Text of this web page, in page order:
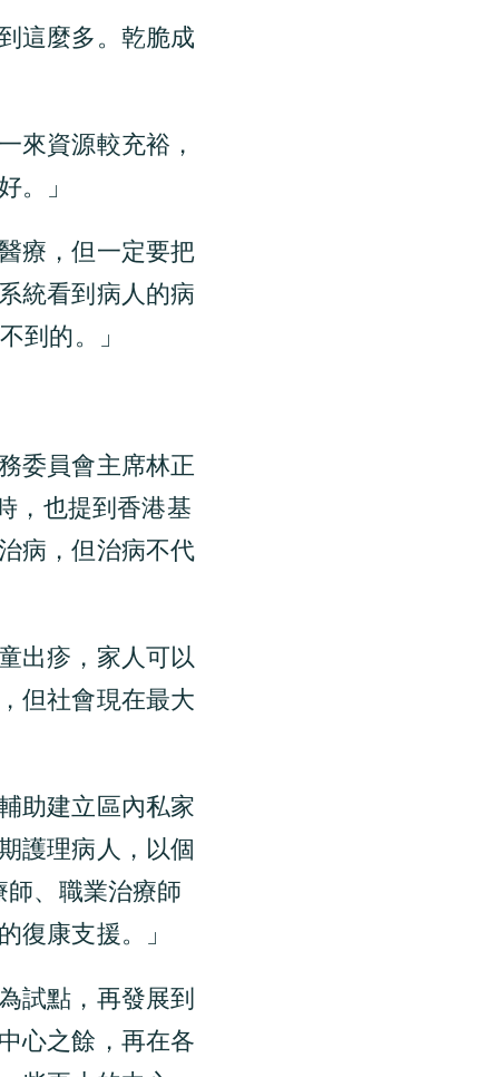
這麼多。乾脆成
來資源較充裕，
。」
療，但一定要把
統看到病人的病
到的。」
委員會主席林正
，也提到香港基
病，但治病不代
出疹，家人可以
但社會現在最大
助建立區內私家
護理病人，以個
、職業治療師
復康支援。」
試點，再發展到
心之餘，再在各